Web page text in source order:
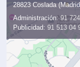
28823 Coslada
Administración: 91
Publicidad: 91 513 04